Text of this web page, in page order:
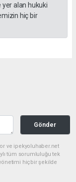
yer alan hukuki
hiç bir
Gönder
ve ipekyoluhaber.net
tüm sorumluluğu tek
hiçbir şekilde